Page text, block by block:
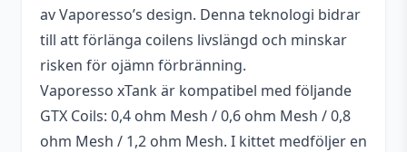
av Vaporesso’s design. Denna teknologi bidrar
till att förlänga coilens livslängd och minskar
risken för ojämn förbränning.
Vaporesso xTank är kompatibel med följande
GTX Coils: 0,4 ohm Mesh / 0,6 ohm Mesh / 0,8
ohm Mesh / 1,2 ohm Mesh. I kittet medföljer en
Utbytbart
munstycke
Ja
MTL/DL RDL, MTL